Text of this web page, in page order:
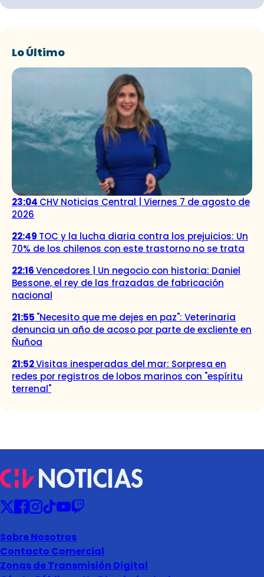
Lo Último
23:04 CHV Noticias Central | Viernes 7 de agosto de
2026
22:49 TOC y la lucha diaria contra los prejuicios: Un
70% de los chilenos con este trastorno no se trata
22:16Vencedores | Un negocio con historia: Daniel
Bessone, el rey de las frazadas de fabricación
nacional
21:55 "Necesito que me dejes en paz": Veterinaria
denuncia un año de acoso por parte de excliente en
Ñuñoa
21:52Visitas inesperadas del mar: Sorpresa en
redes por registros de lobos marinos con "espíritu
terrenal"
Sobre Nosotros
Contacto Comercial
Zonas de Transmisión Digital